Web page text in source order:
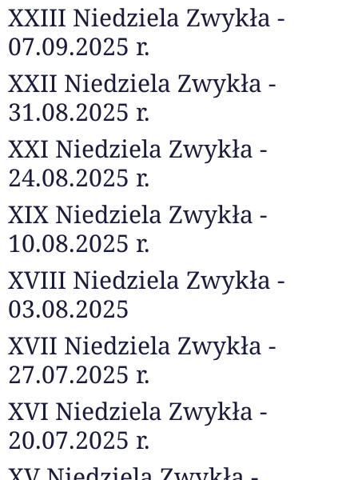
XXIII Niedziela Zwykła -
07.09.2025 r.
XXII Niedziela Zwykła -
31.08.2025 r.
XXI Niedziela Zwykła -
24.08.2025 r.
XIX Niedziela Zwykła -
10.08.2025 r.
XVIII Niedziela Zwykła -
03.08.2025
XVII Niedziela Zwykła -
27.07.2025 r.
XVI Niedziela Zwykła -
20.07.2025 r.